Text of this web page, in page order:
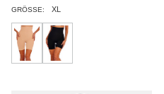
GRÖSSE: XL